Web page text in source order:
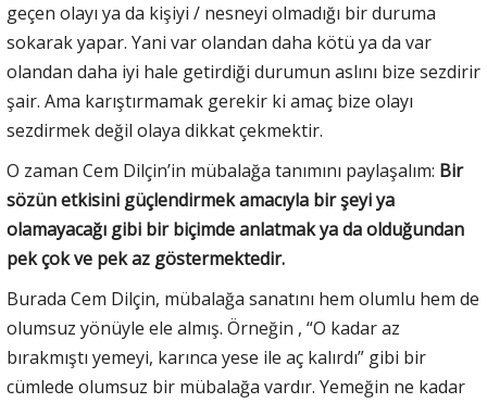
geçen olayı ya da kişiyi / nesneyi olmadığı bir duruma
sokarak yapar. Yani var olandan daha kötü ya da var
olandan daha iyi hale getirdiği durumun aslını bize sezdirir
şair. Ama karıştırmamak gerekir ki amaç bize olayı
sezdirmek değil olaya dikkat çekmektir.
O zaman Cem Dilçin’in mübalağa tanımını paylaşalım: Bir
sözün etkisini güçlendirmek amacıyla bir şeyi ya
olamayacağı gibi bir biçimde anlatmak ya da olduğundan
pek çok ve pek az göstermektedir.
Burada Cem Dilçin, mübalağa sanatını hem olumlu hem de
olumsuz yönüyle ele almış. Örneğin , “O kadar az
bırakmıştı yemeyi, karınca yese ile aç kalırdı” gibi bir
cümlede olumsuz bir mübalağa vardır. Yemeğin ne kadar